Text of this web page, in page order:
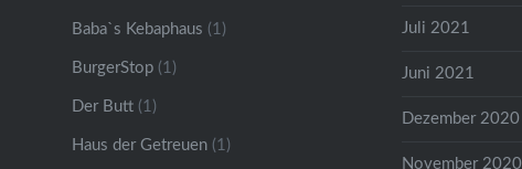
Juli 2021
Juni 2021
Dezember 2020
November 2020
Baba`s Kebaphaus (1)
BurgerStop (1)
Der Butt (1)
Haus der Getreuen (1)